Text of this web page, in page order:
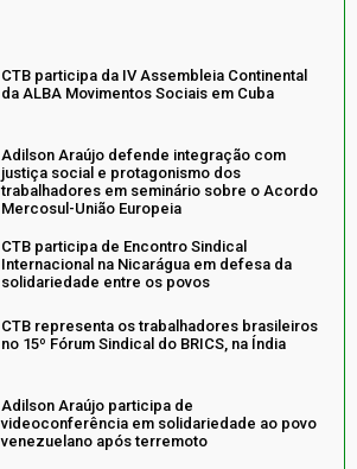
CTB participa da IV Assembleia Continental
da ALBA Movimentos Sociais em Cuba
Adilson Araújo defende integração com
justiça social e protagonismo dos
trabalhadores em seminário sobre o Acordo
Mercosul-União Europeia
CTB participa de Encontro Sindical
Internacional na Nicarágua em defesa da
solidariedade entre os povos
CTB representa os trabalhadores brasileiros
no 15º Fórum Sindical do BRICS, na Índia
Adilson Araújo participa de
videoconferência em solidariedade ao povo
venezuelano após terremoto